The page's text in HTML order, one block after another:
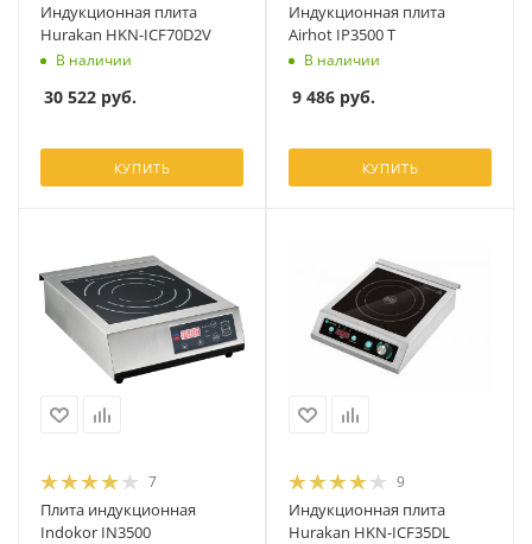
Индукционная плита
Hurakan HKN-ICF70D2V
В наличии
30 522 руб.
КУПИТЬ
Индукционная плита
Airhot IP3500 T
В наличии
9 486 руб.
КУПИТЬ
7
Плита индукционная
Indokor IN3500
9
Индукционная плита
Hurakan HKN-ICF35DL